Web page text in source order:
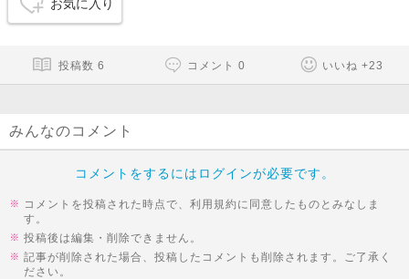
お気に入り
投稿数 6 コメント 0 いいね +23
みんなのコメント
コメントをするにはログインが必要です。
コメントを投稿された時点で、利用規約に同意したものとみなしま
す。
投稿後は編集・削除できません。
記事が削除された場合、投稿したコメントも削除されます。ご了承く
ださい。